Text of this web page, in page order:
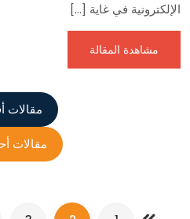
الإلكترونية في غاية […]
مشاهدة المقالة
مقالات
مقالات